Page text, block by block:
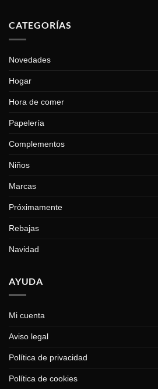
CATEGORÍAS
Novedades
Hogar
Hora de comer
Papelería
Complementos
Niños
Marcas
Próximamente
Rebajas
Navidad
AYUDA
Mi cuenta
Aviso legal
Política de privacidad
Política de cookies